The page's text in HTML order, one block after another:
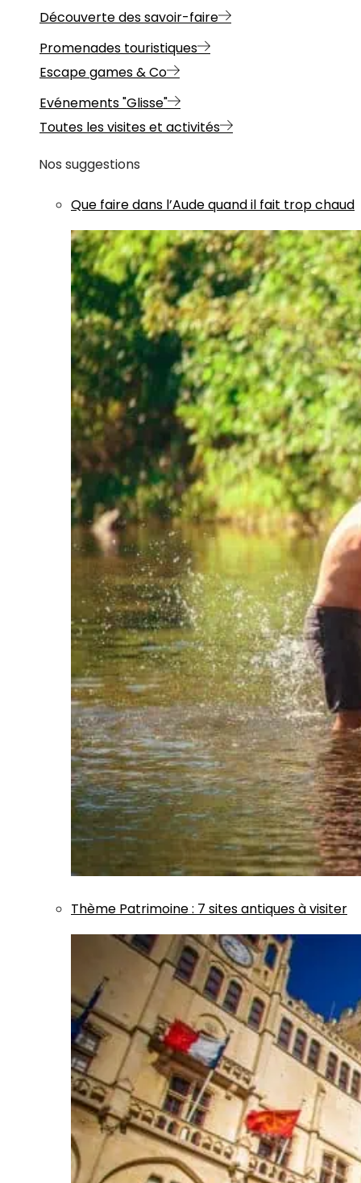
Découverte des savoir-faire
Promenades touristiques
Escape games & Co
Evénements "Glisse"
Toutes les visites et activités
Nos suggestions
Que faire dans l’Aude quand il fait trop chaud
Thème Patrimoine: 7 sites antiques à visiter